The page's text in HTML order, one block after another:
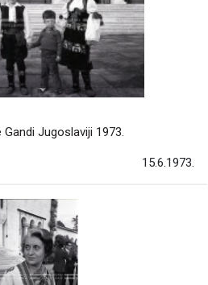
Gandi Jugoslaviji 1973.
15.6.1973.